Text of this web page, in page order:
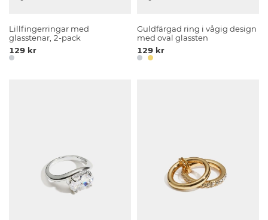
Lillfingerringar med
glasstenar, 2-pack
129 kr
Guldfärgad ring i vågig design
med oval glassten
129 kr